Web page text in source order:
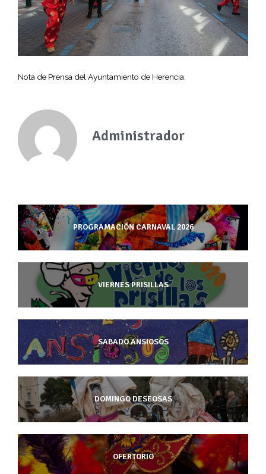
Nota de Prensa del Ayuntamiento de Herencia.
Administrador
PROGRAMACIÓN CARNAVAL 2026
VIERNES PRISILLAS
SABADO ANSIOSOS
DOMINGO DESEOSAS
OFERTORIO